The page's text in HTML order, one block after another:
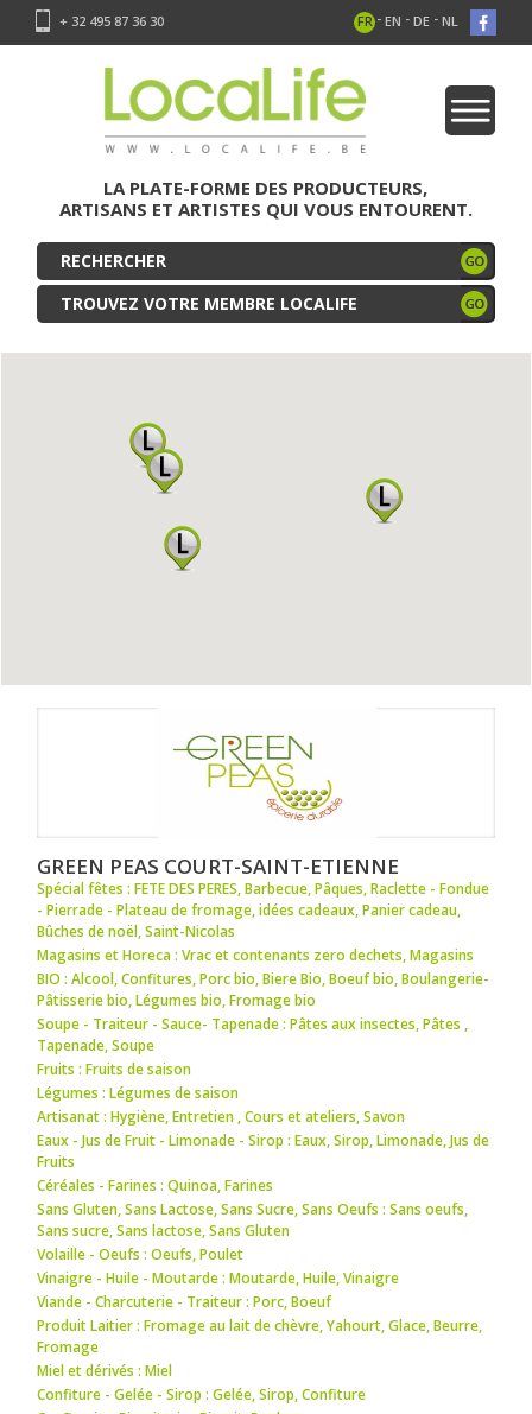
+ 32 495 87 36 30 FR - EN - DE - NL
LA PLATE-FORME DES PRODUCTEURS,
ARTISANS ET ARTISTES QUI VOUS ENTOURENT.
TROUVEZ VOTRE MEMBRE LOCALIFE
GREEN PEAS COURT-SAINT-ETIENNE
Spécial fêtes : FETE DES PERES,Barbecue,Pâques,Raclette - Fondue
- Pierrade - Plateau de fromage,idées cadeaux,Panier cadeau,
Bûches de noël,Saint-Nicolas
Magasins et Horeca : Vrac et contenants zero dechets,Magasins
BIO : Alcool,Confitures,Porc bio,Biere Bio,Boeuf bio,Boulangerie-
Pâtisserie bio,Légumes bio,Fromage bio
Soupe - Traiteur - Sauce- Tapenade : Pâtes aux insectes,Pâtes ,
Tapenade,Soupe
Fruits : Fruits de saison
Légumes : Légumes de saison
Artisanat : Hygiène,Entretien ,Cours et ateliers,Savon
Eaux - Jus de Fruit - Limonade - Sirop : Eaux,Sirop,Limonade,Jus de
Fruits
Céréales - Farines : Quinoa,Farines
Sans Gluten, Sans Lactose, Sans Sucre, Sans Oeufs : Sans oeufs,
Sans sucre,Sans lactose,Sans Gluten
Volaille - Oeufs : Oeufs,Poulet
Vinaigre - Huile - Moutarde : Moutarde,Huile,Vinaigre
Viande - Charcuterie - Traiteur : Porc,Boeuf
Produit Laitier : Fromage au lait de chèvre,Yahourt,Glace,Beurre,
Fromage
Miel et dérivés : Miel
Confiture - Gelée - Sirop : Gelée,Sirop,Confiture